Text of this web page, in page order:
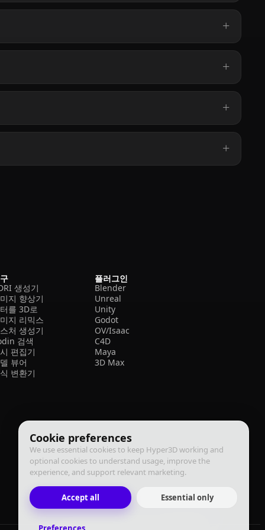
Cookie preferences
We use essential cookies to keep Hyper3D working and
optional cookies to understand usage, improve the
experience, and support relevant marketing.
Accept all Essential only
생성기
지 향상기
를 3D로
지 리믹스
처 생성기
검색
편집기
뷰어
변환기
플러그인
Blender
Unreal
Unity
Godot
OV/Isaac
C4D
Maya
3D Max